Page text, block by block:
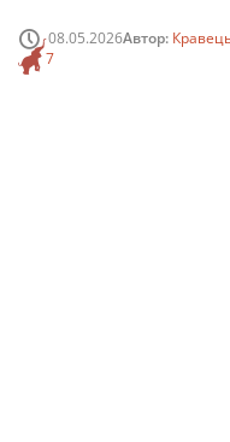
08.05.2026Автор:
7